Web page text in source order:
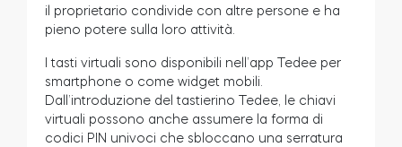
Door Sensor
Cilindri
il proprietario condivide con altre persone e ha
pieno potere sulla loro attività.
I tasti virtuali sono disponibili nell’app Tedee per
smartphone o come widget mobili.
Dall’introduzione del tastierino Tedee, le chiavi
virtuali possono anche assumere la forma di
codici PIN univoci che sbloccano una serratura